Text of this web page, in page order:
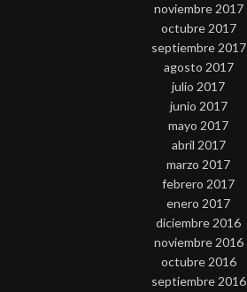
noviembre 2017
octubre 2017
septiembre 2017
agosto 2017
julio 2017
junio 2017
mayo 2017
abril 2017
marzo 2017
febrero 2017
enero 2017
diciembre 2016
noviembre 2016
octubre 2016
septiembre 2016